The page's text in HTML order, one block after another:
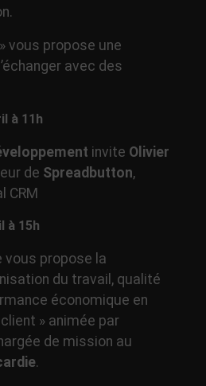
vous propose une
avec des
à 11h
invite Olivier
de Spreadbutton,
CRM
à 15h
vous propose la
du travail, qualité
économique en
» animée par
de mission au
.